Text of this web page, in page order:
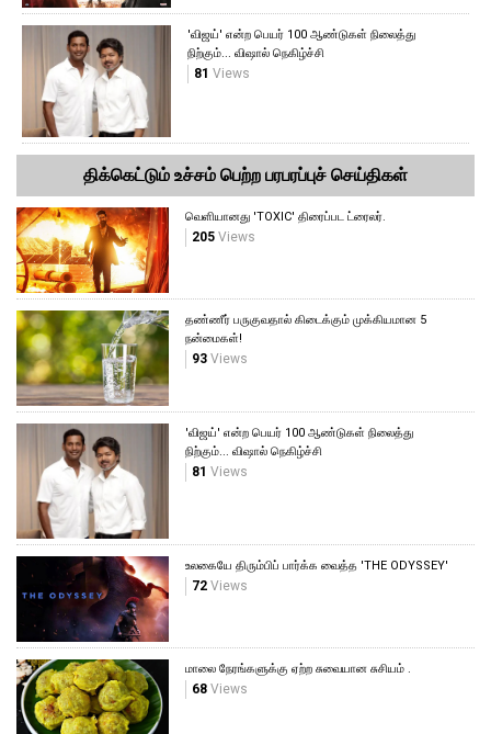
'விஜய்' என்ற பெயர் 100 ஆண்டுகள் நிலைத்து
நிற்கும்... விஷால் நெகிழ்ச்சி
81 Views
திக்கெட்டும் உச்சம் பெற்ற பரபரப்புச் செய்திகள்
வெளியானது 'TOXIC' திரைப்பட ட்ரைலர்.
205 Views
தண்ணீர் பருகுவதால் கிடைக்கும் முக்கியமான 5
நன்மைகள்!
93 Views
'விஜய்' என்ற பெயர் 100 ஆண்டுகள் நிலைத்து
நிற்கும்... விஷால் நெகிழ்ச்சி
81 Views
உலகையே திரும்பிப் பார்க்க வைத்த 'THE ODYSSEY'
72 Views
மாலை நேரங்களுக்கு ஏற்ற சுவையான சுசியம் .
68 Views